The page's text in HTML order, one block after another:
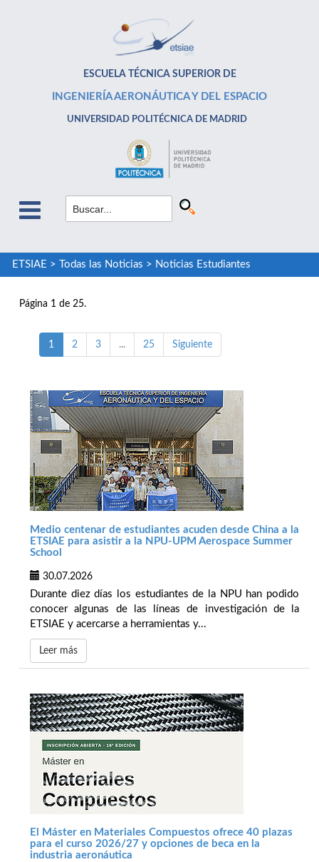
ESCUELA TÉCNICA SUPERIOR DE
INGENIERÍA AERONÁUTICA Y DEL ESPACIO
UNIVERSIDAD POLITÉCNICA DE MADRID
ETSIAE > Todas las Noticias > Noticias Estudiantes
Página 1 de 25.
1 2 3 ... 25 Siguiente
Medio centenar de estudiantes acuden desde China a la
ETSIAE para asistir a la NPU-UPM Aerospace Summer
School
30.07.2026
Durante diez días los estudiantes de la NPU han podido
conocer algunas de las líneas de investigación de la
ETSIAE y acercarse a herramientas y...
Leer más
El Máster en Materiales Compuestos ofrece 40 plazas
para el curso 2026/27 y opciones de beca en la
industria aeronáutica